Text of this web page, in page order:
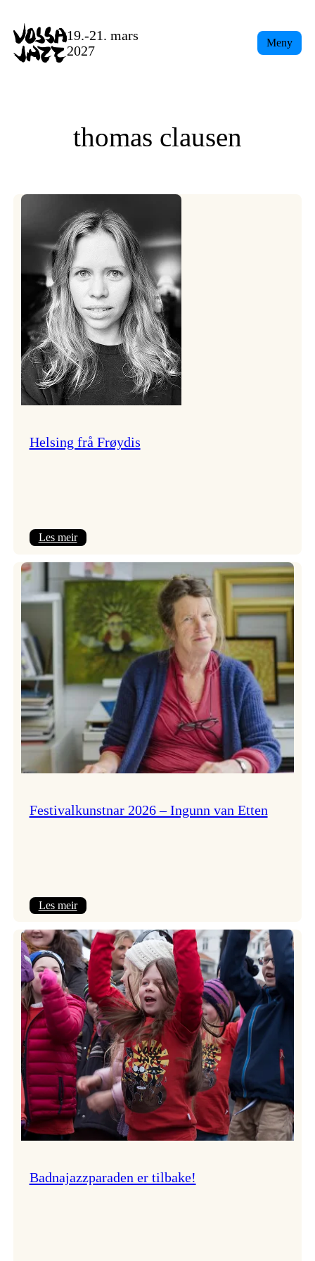
content
19.-21. mars
2027
Meny
thomas clausen
Helsing frå Frøydis
Les meir:
frå
Frøydis
Festivalkunstnar 2026 – Ingunn van Etten
Les meir:
2026
–
Ingunn van Etten
Badnajazzparaden er tilbake!